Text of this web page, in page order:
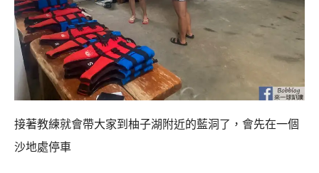
接著教練就會帶大家到柚子湖附近的藍洞了，會先在一個
沙地處停車